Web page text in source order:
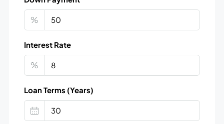
%
Interest Rate
%
Loan Terms (Years)